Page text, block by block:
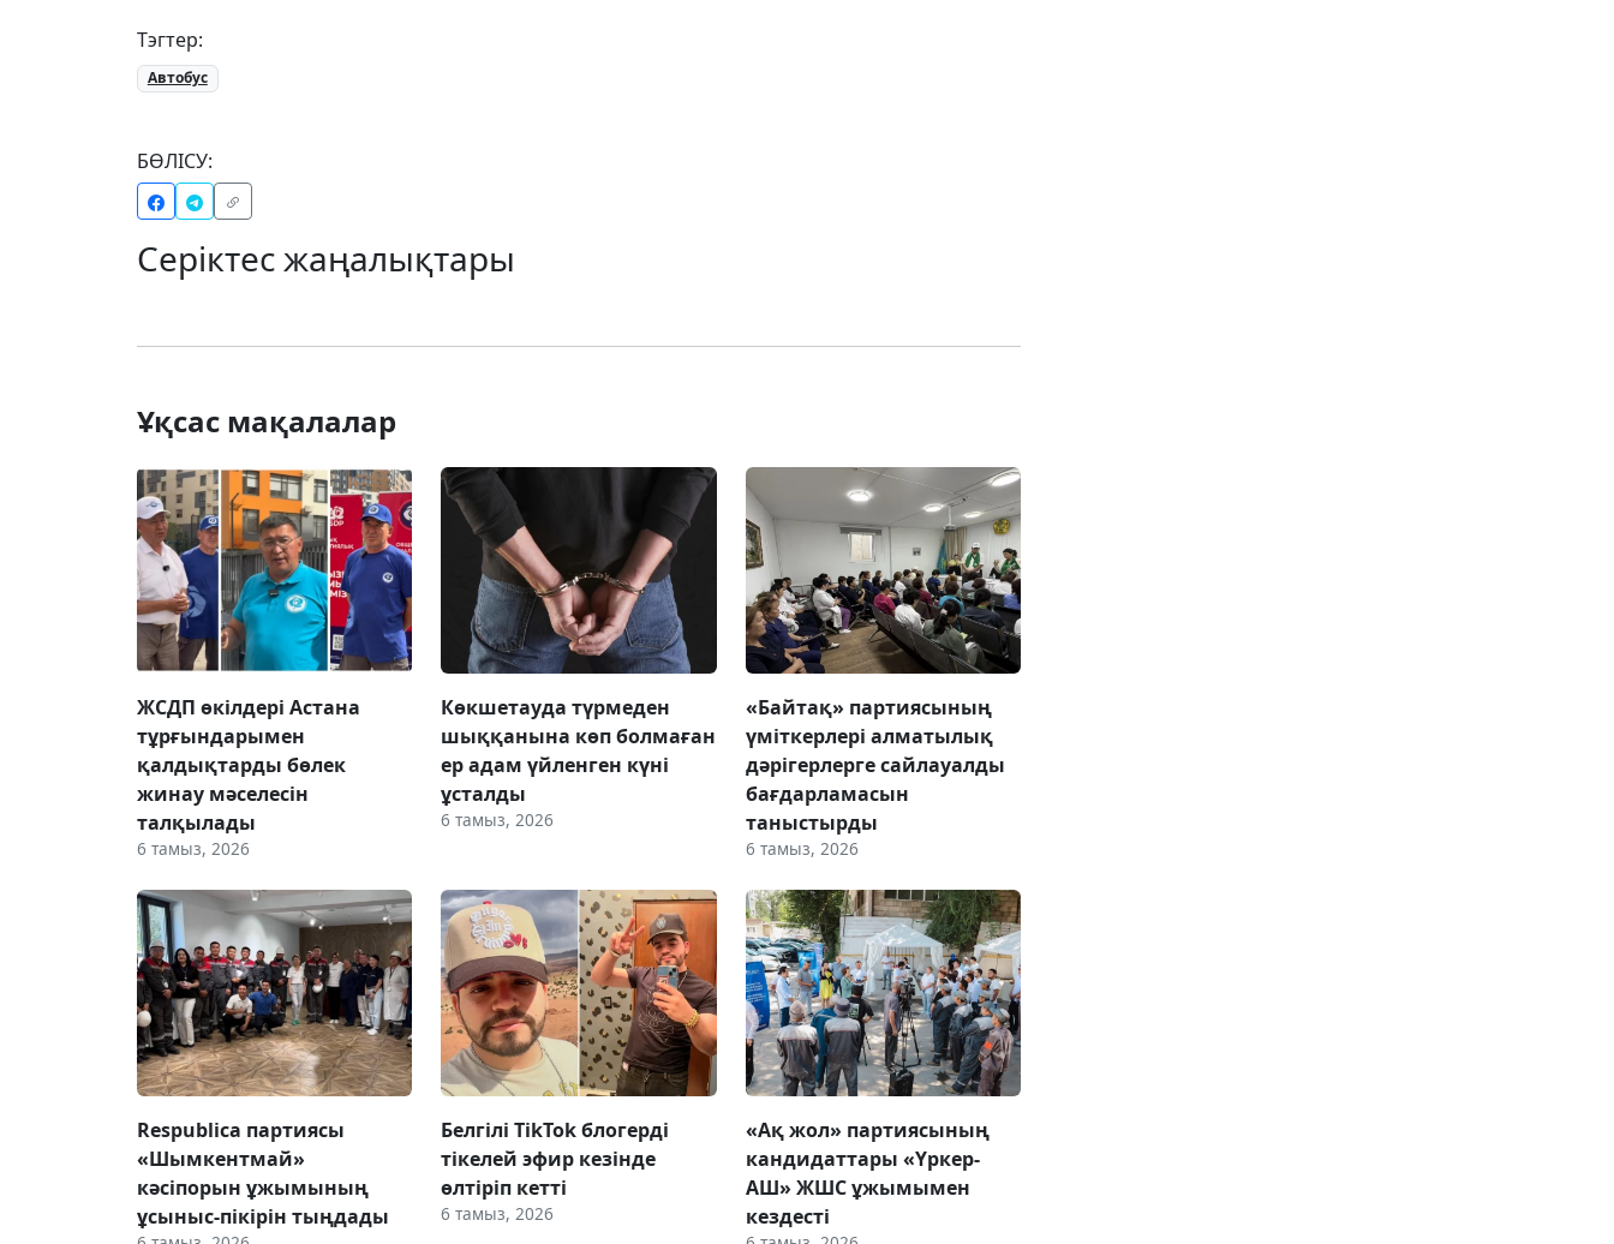
Тэгтер:
Автобус
БӨЛІСУ:
Серіктес жаңалықтары
Ұқсас мақалалар
ЖСДП өкілдері Астана
тұрғындарымен
қалдықтарды бөлек
жинау мәселесін
талқылады
6 тамыз, 2026
Көкшетауда түрмеден
шыққанына көп болмаған
ер адам үйленген күні
ұсталды
6 тамыз, 2026
«Байтақ» партиясының
үміткерлері алматылық
дәрігерлерге сайлауалды
бағдарламасын
таныстырды
6 тамыз, 2026
Respublica партиясы
«Шымкентмай»
кәсіпорын ұжымының
ұсыныс-пікірін тыңдады
Белгілі TikTok блогерді
тікелей эфир кезінде
өлтіріп кетті
6 тамыз, 2026
«Ақ жол» партиясының
кандидаттары «Үркер-
АШ» ЖШС ұжымымен
кездесті